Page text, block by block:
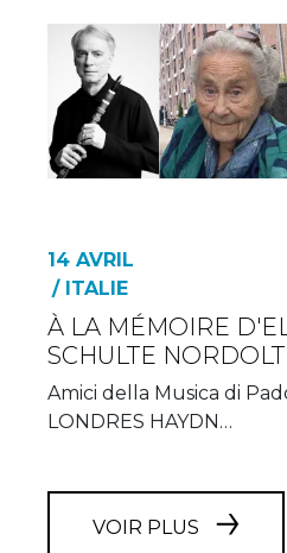
14 AVRIL
/ ITALIE
À LA MÉMOIRE
SCHULTE
Amici della Musica di
LONDRES HAYDN…
VOIR PLUS